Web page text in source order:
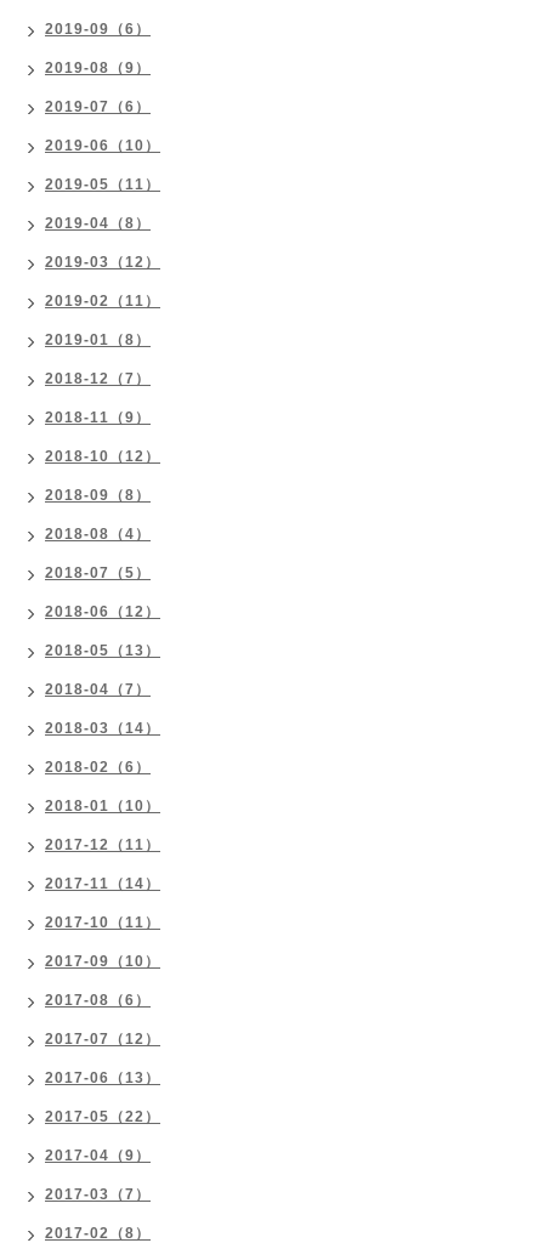
2019-09（6）
2019-08（9）
2019-07（6）
2019-06（10）
2019-05（11）
2019-04（8）
2019-03（12）
2019-02（11）
2019-01（8）
2018-12（7）
2018-11（9）
2018-10（12）
2018-09（8）
2018-08（4）
2018-07（5）
2018-06（12）
2018-05（13）
2018-04（7）
2018-03（14）
2018-02（6）
2018-01（10）
2017-12（11）
2017-11（14）
2017-10（11）
2017-09（10）
2017-08（6）
2017-07（12）
2017-06（13）
2017-05（22）
2017-04（9）
2017-03（7）
2017-02（8）